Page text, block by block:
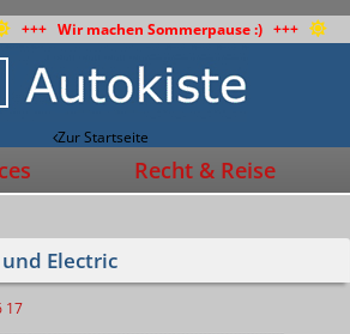
+++ Wir machen Sommerpause :) +++
Zur Startseite
Recht & Reise
Electric
17